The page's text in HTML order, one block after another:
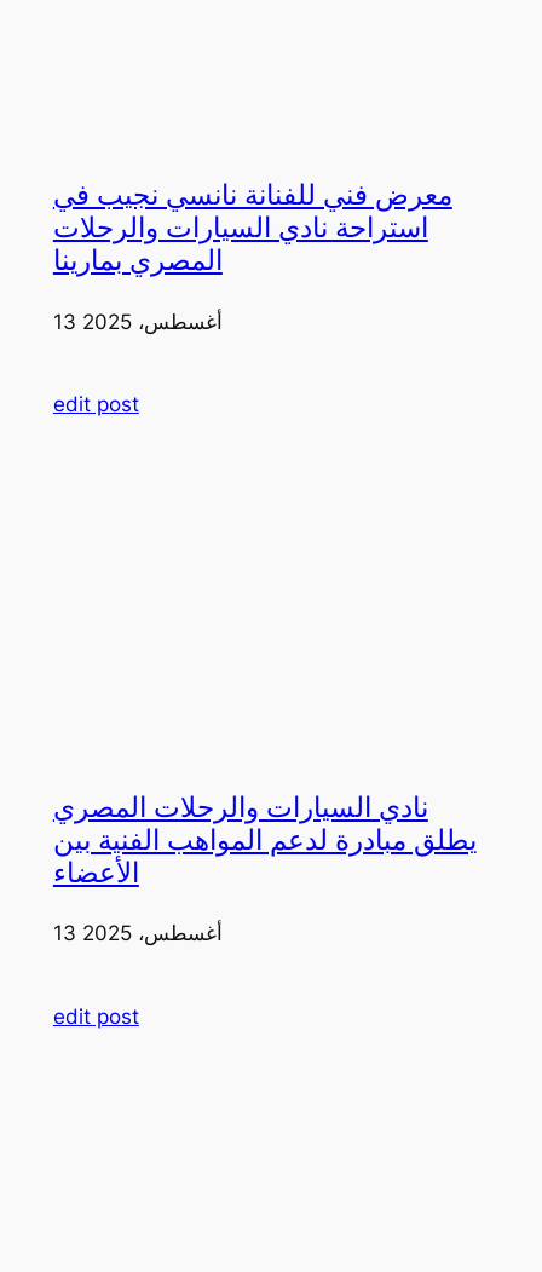
معرض فني للفنانة نانسي نجيب في
استراحة نادي السيارات والرحلات
المصري بمارينا
13 أغسطس، 2025
edit post
نادي السيارات والرحلات المصري
يطلق مبادرة لدعم المواهب الفنية بين
الأعضاء
13 أغسطس، 2025
edit post